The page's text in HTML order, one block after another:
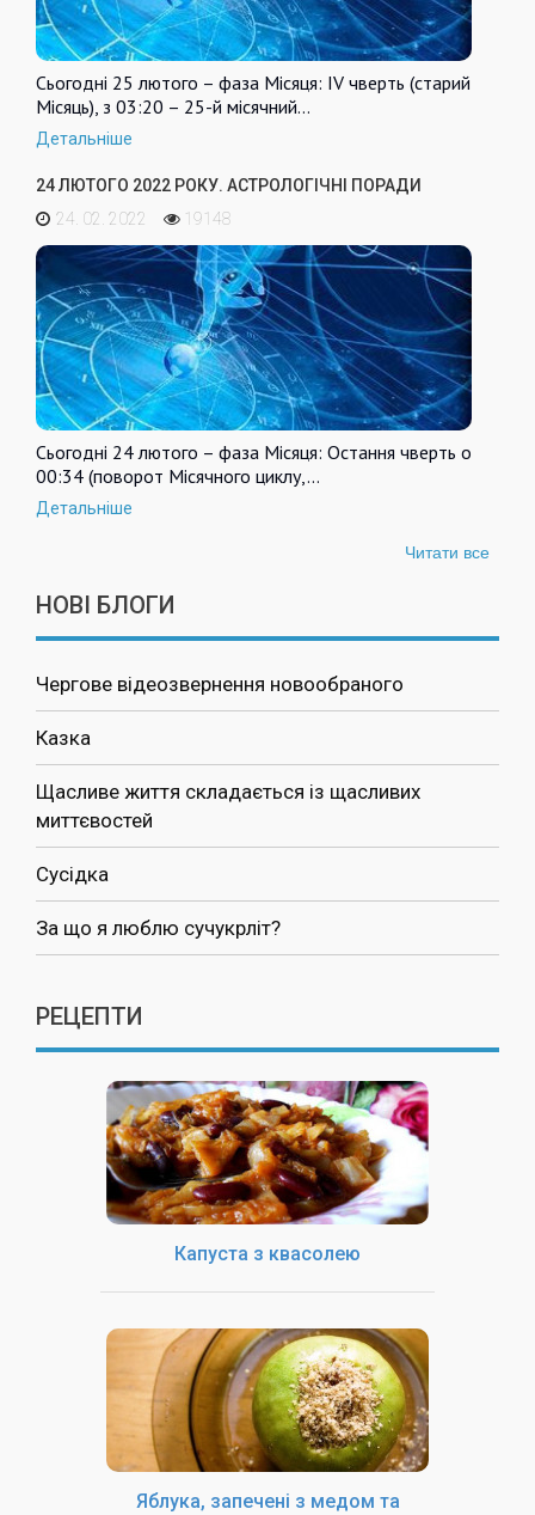
Сьогодні 25 лютого – фаза Місяця: IV чверть (старий
Місяць), з 03:20 – 25-й місячний…
Детальніше
24 ЛЮТОГО 2022 РОКУ. АСТРОЛОГІЧНІ ПОРАДИ
24. 02. 2022
19148
Сьогодні 24 лютого – фаза Місяця: Остання чверть о
00:34 (поворот Місячного циклу,…
Детальніше
Читати все
НОВІ БЛОГИ
Чергове відеозвернення новообраного
Казка
Щасливе життя складається із щасливих
миттєвостей
Сусідка
За що я люблю сучукрліт?
РЕЦЕПТИ
Капуста з квасолею
Яблука, запечені з медом та